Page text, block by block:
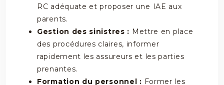
RC adéquate et proposer une IAE aux
parents.
Gestion des sinistres : Mettre en place
des procédures claires, informer
rapidement les assureurs et les parties
prenantes.
Formation du personnel : Former les